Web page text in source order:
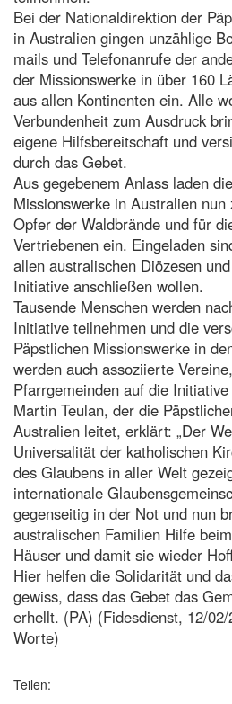
Bei der Nationaldirektion der
in Australien gingen unzählige
mails und Telefonanrufe der
der Missionswerke in über 160
aus allen Kontinenten ein. Alle
Verbundenheit zum Ausdruck
eigene Hilfsbereitschaft und
durch das Gebet.
Aus gegebenem Anlass laden
Missionswerke in Australien
Opfer der Waldbrände und für
Vertriebenen ein. Eingeladen
allen australischen Diözesen
Initiative anschließen wollen.
Tausende Menschen werden
Initiative teilnehmen und die
Päpstlichen Missionswerke in
werden auch assoziierte
Pfarrgemeinden auf die
Martin Teulan, der die
Australien leitet, erklärt: „Der
Universalität der katholischen
des Glaubens in aller Welt
internationale
gegenseitig in der Not und nun
australischen Familien Hilfe
Häuser und damit sie wieder
Hier helfen die Solidarität und
gewiss, dass das Gebet das
erhellt. (PA) (Fidesdienst, 12/
Worte)
Teilen: